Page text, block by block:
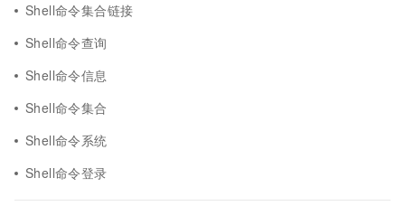
Shell命令集合链接
Shell命令查询
Shell命令信息
Shell命令集合
Shell命令系统
Shell命令登录